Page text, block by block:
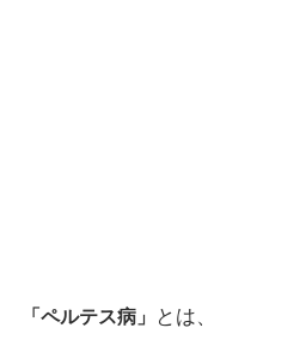
「ペルテス病」 とは、